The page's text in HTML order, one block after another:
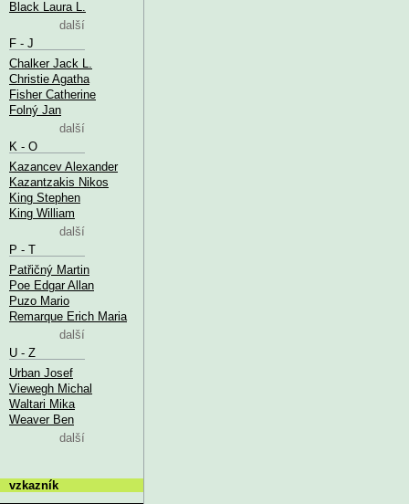
Black Laura L.
další
F - J
Chalker Jack L.
Christie Agatha
Fisher Catherine
Folný Jan
další
K - O
Kazancev Alexander
Kazantzakis Nikos
King Stephen
King William
další
P - T
Patřičný Martin
Poe Edgar Allan
Puzo Mario
Remarque Erich Maria
další
U - Z
Urban Josef
Viewegh Michal
Waltari Mika
Weaver Ben
další
vzkazník